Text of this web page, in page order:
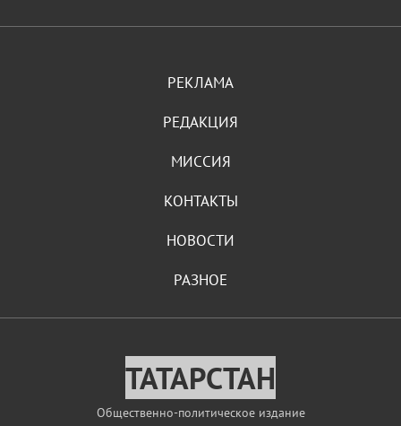
РЕКЛАМА
РЕДАКЦИЯ
МИССИЯ
КОНТАКТЫ
НОВОСТИ
РАЗНОЕ
ТАТАРСТАН
Общественно-политическое издание